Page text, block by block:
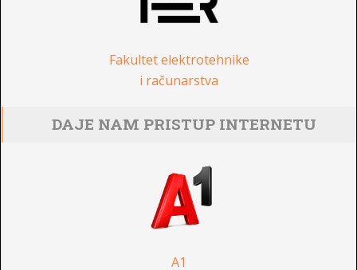
Fakultet elektrotehnike
i računarstva
DAJE NAM PRISTUP INTERNETU
A1